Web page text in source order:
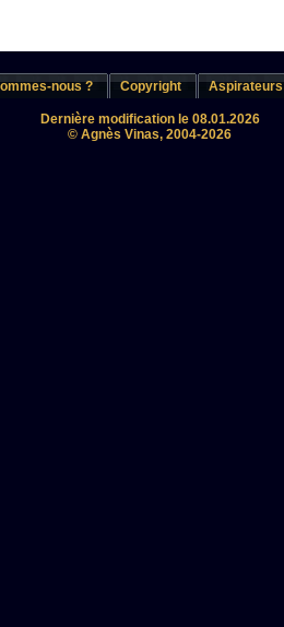
nous ? Copyright Aspirateurs
Dernière modification le 08.01.2026
© Agnès Vinas, 2004-2026